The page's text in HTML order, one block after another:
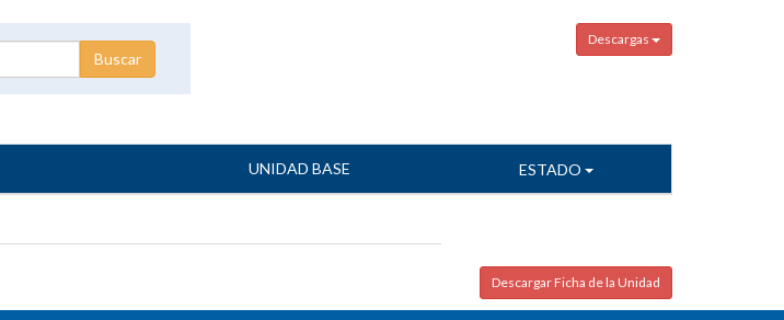
Descargas
UNIDAD BASE ESTADO
Descargar Ficha de la Unidad